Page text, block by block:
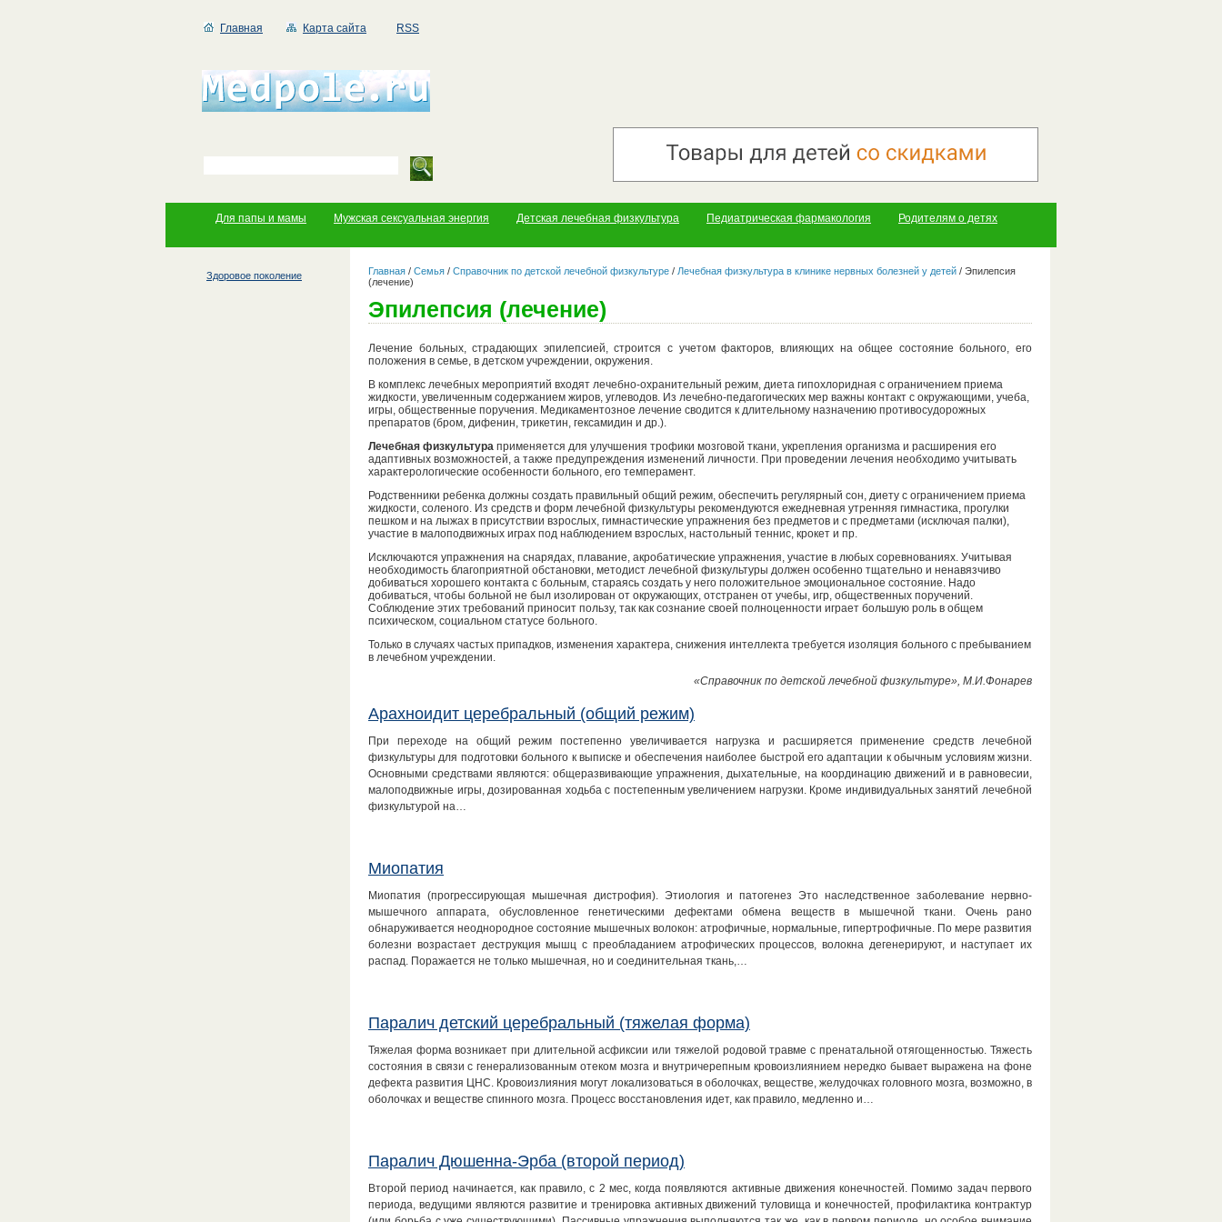
Главная Карта сайта RSS
Для папы и мамы Мужская сексуальная энергия Детская лечебная физкультура Педиатрическая фармакология Родителям о детях
Здоровое поколение Главная / Семья / Справочник по детской лечебной физкультуре / Лечебная физкультура в клинике нервных болезней у детей / Эпилепсия
(лечение)
Эпилепсия (лечение)
Лечение больных, страдающих эпилепсией, строится с учетом факторов, влияющих на общее состояние больного, его
положения в семье, в детском учреждении, окружения.
В комплекс лечебных мероприятий входят лечебно-охранительный режим, диета гипохлоридная с ограничением приема
жидкости, увеличенным содержанием жиров, углеводов. Из лечебно-педагогических мер важны контакт с окружающими, учеба,
игры, общественные поручения. Медикаментозное лечение сводится к длительному назначению противосудорожных
препаратов (бром, дифенин, трикетин, гексамидин и др.).
Лечебная физкультура применяется для улучшения трофики мозговой ткани, укрепления организма и расширения его
адаптивных возможностей, а также предупреждения изменений личности. При проведении лечения необходимо учитывать
характерологические особенности больного, его темперамент.
Родственники ребенка должны создать правильный общий режим, обеспечить регулярный сон, диету с ограничением приема
жидкости, соленого. Из средств и форм лечебной физкультуры рекомендуются ежедневная утренняя гимнастика, прогулки
пешком и на лыжах в присутствии взрослых, гимнастические упражнения без предметов и с предметами (исключая палки),
участие в малоподвижных играх под наблюдением взрослых, настольный теннис, крокет и пр.
Исключаются упражнения на снарядах, плавание, акробатические упражнения, участие в любых соревнованиях. Учитывая
необходимость благоприятной обстановки, методист лечебной физкультуры должен особенно тщательно и ненавязчиво
добиваться хорошего контакта с больным, стараясь создать у него положительное эмоциональное состояние. Надо
добиваться, чтобы больной не был изолирован от окружающих, отстранен от учебы, игр, общественных поручений.
Соблюдение этих требований приносит пользу, так как сознание своей полноценности играет большую роль в общем
психическом, социальном статусе больного.
Только в случаях частых припадков, изменения характера, снижения интеллекта требуется изоляция больного с пребыванием
в лечебном учреждении.
«Справочник по детской лечебной физкультуре», М.И.Фонарев
Арахноидит церебральный (общий режим)
При переходе на общий режим постепенно увеличивается нагрузка и расширяется применение средств лечебной
физкультуры для подготовки больного к выписке и обеспечения наиболее быстрой его адаптации к обычным условиям жизни.
Основными средствами являются: общеразвивающие упражнения, дыхательные, на координацию движений и в равновесии,
малоподвижные игры, дозированная ходьба с постепенным увеличением нагрузки. Кроме индивидуальных занятий лечебной
физкультурой на…
Миопатия
Миопатия (прогрессирующая мышечная дистрофия). Этиология и патогенез Это наследственное заболевание нервно-
мышечного аппарата, обусловленное генетическими дефектами обмена веществ в мышечной ткани. Очень рано
обнаруживается неоднородное состояние мышечных волокон: атрофичные, нормальные, гипертрофичные. По мере развития
болезни возрастает деструкция мышц с преобладанием атрофических процессов, волокна дегенерируют, и наступает их
распад. Поражается не только мышечная, но и соединительная ткань,…
Паралич детский церебральный (тяжелая форма)
Тяжелая форма возникает при длительной асфиксии или тяжелой родовой травме с пренатальной отягощенностью. Тяжесть
состояния в связи с генерализованным отеком мозга и внутричерепным кровоизлиянием нередко бывает выражена на фоне
дефекта развития ЦНС. Кровоизлияния могут локализоваться в оболочках, веществе, желудочках головного мозга, возможно, в
оболочках и веществе спинного мозга. Процесс восстановления идет, как правило, медленно и…
Паралич Дюшенна-Эрба (второй период)
Второй период начинается, как правило, с 2 мес, когда появляются активные движения конечностей. Помимо задач первого
периода, ведущими являются развитие и тренировка активных движений туловища и конечностей, профилактика контрактур